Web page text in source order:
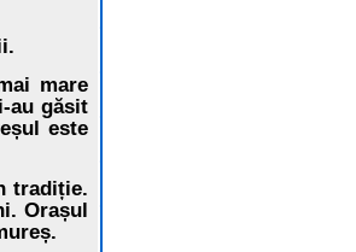
mare
au găsit
este
tradiție.
Orașul